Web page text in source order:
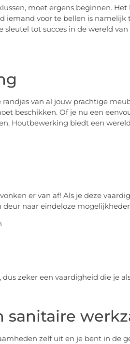
moet ergens beginnen.
iemand voor te bellen is
tot succes in de wereld
van al jouw prachtige
beschikken. Of je nu een
Houtbewerking biedt een
er van af! Als je deze
naar eindeloze
zeker een vaardigheid die je
sanitaire
zelf uit en je bent in de